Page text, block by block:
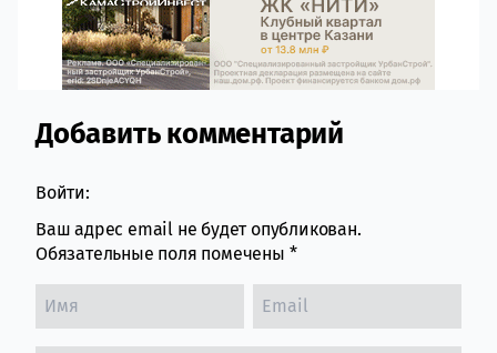
Comment section
Добавить комментарий
Войти:
Ваш адрес email не будет опубликован.
Обязательные поля помечены *